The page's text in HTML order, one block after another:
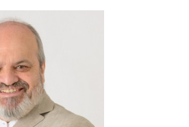
correo electrónico y web en
para la próxima vez que